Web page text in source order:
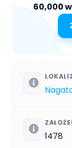
60,000
1478